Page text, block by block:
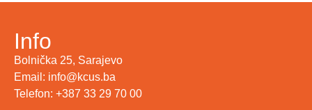
Info
Bolnička 25, Sarajevo
Email: info@kcus.ba
Telefon: +387 33 29 70 00